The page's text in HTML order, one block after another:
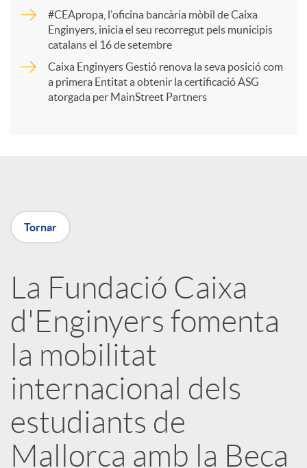
r
t
X
a
r
x
e
s
#CEApropa, l'oficina bancària mòbil de Caixa
Enginyers, inicia el seu recorregut pels municipis
catalans el 16 de setembre
Caixa Enginyers Gestió renova la seva posició com
a primera Entitat a obtenir la certificació ASG
atorgada per MainStreet Partners
Tornar
La Fundació Caixa
d'Enginyers fomenta
la mobilitat
internacional dels
estudiants de
Mallorca amb la Beca